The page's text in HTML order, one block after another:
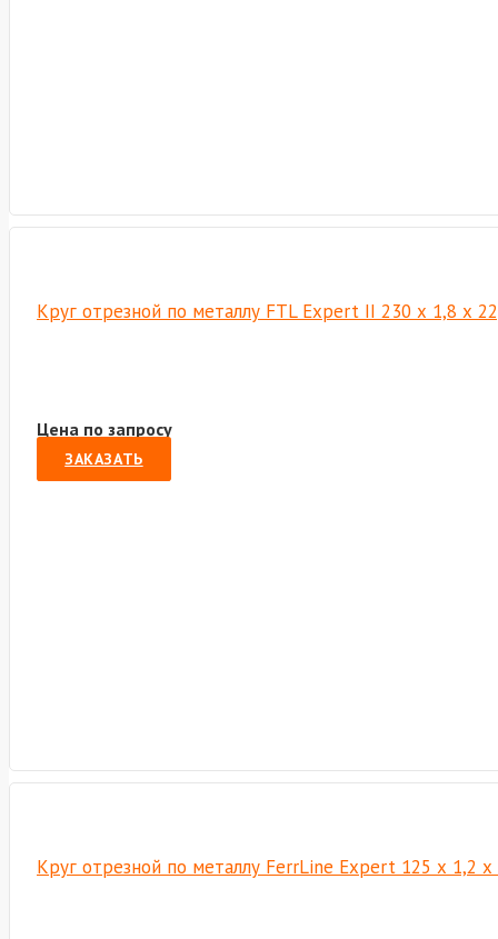
Круг отрезной по металлу FTL Expert II 230 х 1,8 х
Цена по запросу
ЗАКАЗАТЬ
Круг отрезной по металлу FerrLine Expert 125 х 1,2